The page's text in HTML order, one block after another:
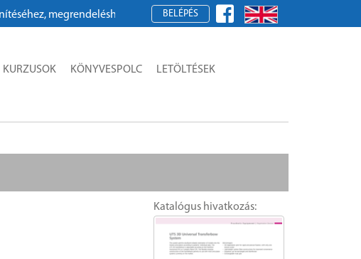
megrendeléshez kérjük, regisztráljon!
BELÉPÉS
KURZUSOK KÖNYVESPOLC LETÖLTÉSEK
Katalógus hivatkozás: